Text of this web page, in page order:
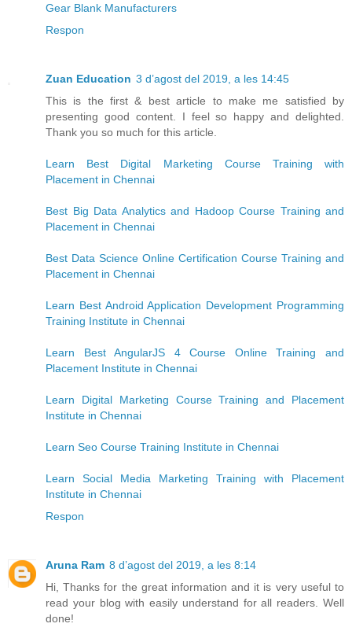
Gear Blank Manufacturers
Respon
Zuan Education 3 d’agost del 2019, a les 14:45
This is the first & best article to make me satisfied by
presenting good content. I feel so happy and delighted.
Thank you so much for this article.
Learn Best Digital Marketing Course Training with
Placement in Chennai
Best Big Data Analytics and Hadoop Course Training and
Placement in Chennai
Best Data Science Online Certification Course Training and
Placement in Chennai
Learn Best Android Application Development Programming
Training Institute in Chennai
Learn Best AngularJS 4 Course Online Training and
Placement Institute in Chennai
Learn Digital Marketing Course Training and Placement
Institute in Chennai
Learn Seo Course Training Institute in Chennai
Learn Social Media Marketing Training with Placement
Institute in Chennai
Respon
Aruna Ram 8 d’agost del 2019, a les 8:14
Hi, Thanks for the great information and it is very useful to
read your blog with easily understand for all readers. Well
done!